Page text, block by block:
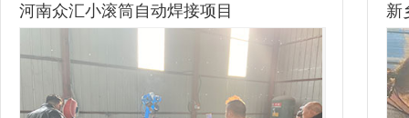
河南众汇小滚筒自动焊接项目 新